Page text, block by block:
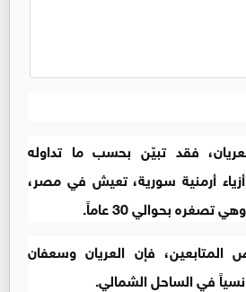
فقد تبيّن بحسب ما تداوله
أزياء أرمنية سورية، تعيش في مصر،
بحوالي 30 عاماً.
فإن العريان وسعفان
في الساحل الشمالي.